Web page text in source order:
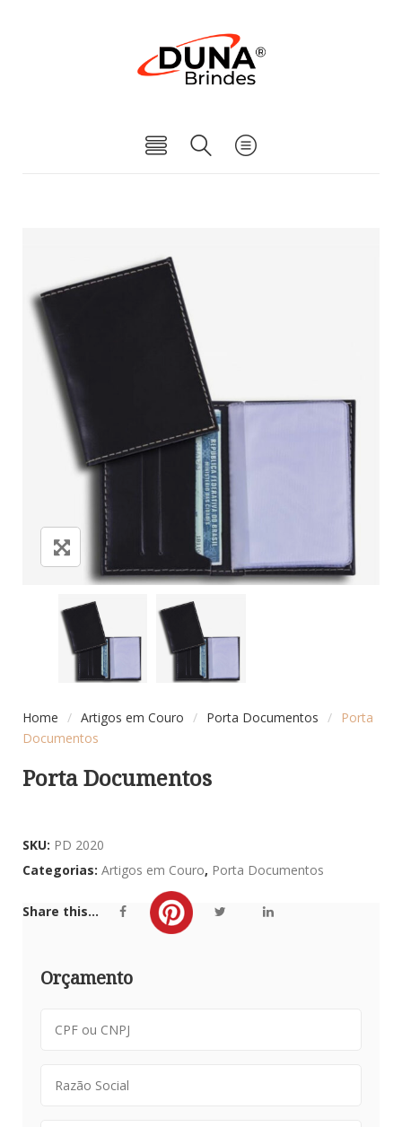
Home / Artigos em Couro / Porta Documentos /
Porta
Documentos
Porta Documentos
SKU: PD 2020
Categorias: Artigos em Couro, Porta Documentos
Share this...
Orçamento